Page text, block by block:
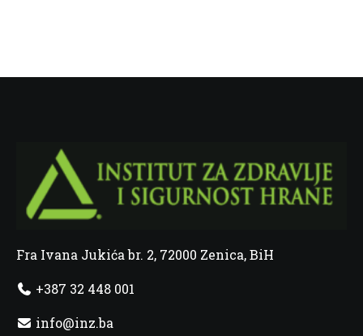
Fra Ivana Jukića br. 2, 72000 Zenica, BiH
+387 32 448 001
info@inz.ba